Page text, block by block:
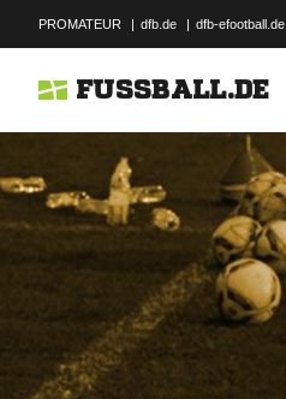
PROMATEUR | dfb.de | dfb-efootball.de
FUSSBALL.DE